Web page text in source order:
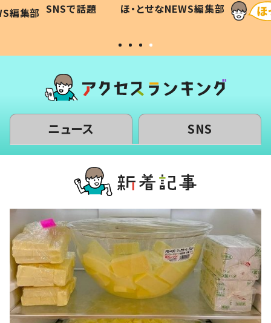
編集部 #令和の子
SNSで話題 ほ・とせなNEWS編集部
い」
ニュース SNS